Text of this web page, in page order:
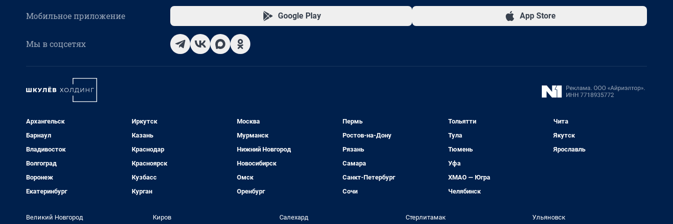
Мобильное приложение Google Play App Store
Мы в соцсетях
Архангельск
Барнаул
Владивосток
Волгоград
Воронеж
Екатеринбург
Иркутск
Казань
Краснодар
Красноярск
Кузбасс
Курган
Москва
Мурманск
Нижний Новгород
Новосибирск
Омск
Оренбург
Пермь
Ростов-на-Дону
Рязань
Самара
Санкт-Петербург
Сочи
Тольятти
Тула
Тюмень
Уфа
ХМАО — Югра
Челябинск
Чита
Якутск
Ярославль
Великий Новгород Киров Салехард Стерлитамак Ульяновск